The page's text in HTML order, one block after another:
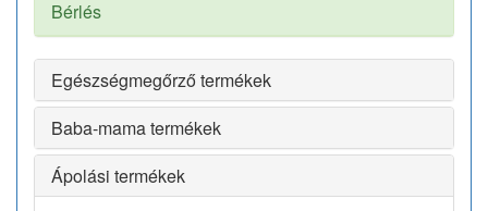
Bérlés
Egészségmegőrző termékek
Baba-mama termékek
Ápolási termékek